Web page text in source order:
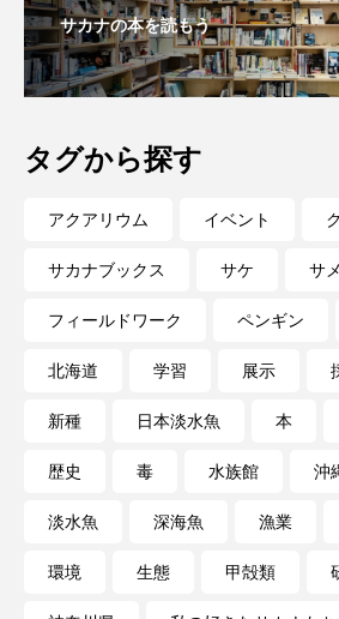
夏 外来生物 外来種
大分県 天然記念物 奈良
宍道湖自然館ゴビウス
寄生虫 寿司
屈斜路湖 岩手県 市場
市立しものせき水族館・海響館
文学 料理 新海生物
サカナの本を読もう
タグから探す
アクアリウム イベント
サカナブックス サケ サメ
フィールドワーク ペンギン
北海道 学習 展示
新種 日本淡水魚 本
歴史 毒 水族館 沖
淡水魚 深海魚 漁業
環境 生態 甲殻類